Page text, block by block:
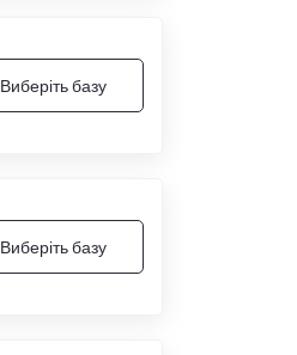
Виберіть базу
Виберіть базу